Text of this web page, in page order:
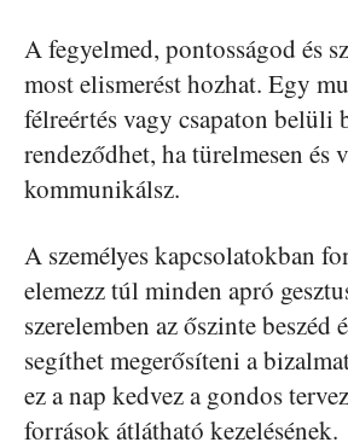
A fegyelmed, pontosságod és
most elismerést hozhat. Egy
félreértés vagy csapaton belüli
rendeződhet, ha türelmesen és
kommunikálsz.
A személyes kapcsolatokban
elemezz túl minden apró
szerelemben az őszinte beszéd
segíthet megerősíteni a
ez a nap kedvez a gondos
források átlátható kezelésének.